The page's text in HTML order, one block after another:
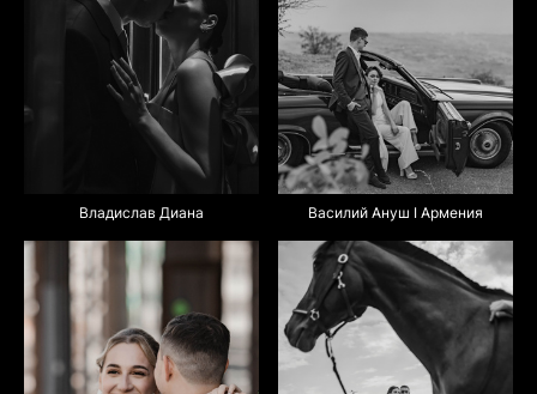
Владислав Диана Василий Ануш I Армения